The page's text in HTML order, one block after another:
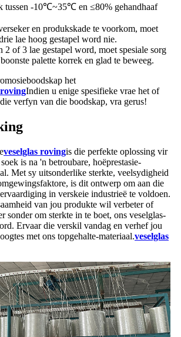
tussen -10℃~35℃ en ≤80% gehandhaaf
en produkskade te voorkom, moet
lae hoog gestapel word nie.
2 of 3 lae gestapel word, moet spesiale sorg
palette korrek en glad te beweeg.
het
Indien u enige spesifieke vrae het of
verfyn van die boodskap, vra gerus!
veselglas rovingis die perfekte oplossing vir
is na 'n betroubare, hoëprestasie-
Met sy uitsonderlike sterkte, veelsydigheid
is dit ontwerp om aan die
in verskeie industrieë te voldoen.
van jou produkte wil verbeter of
sonder om sterkte in te boet, ons veselglas-
Ervaar die verskil vandag en verhef jou
met ons topgehalte-materiaal.veselglas